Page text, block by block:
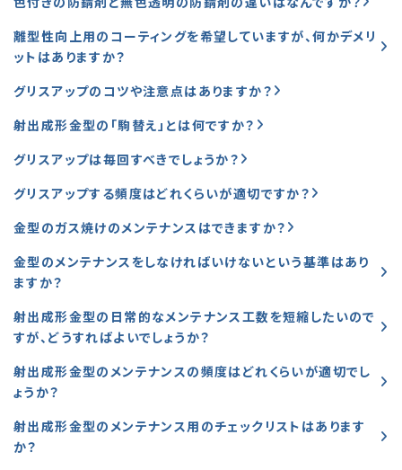
離型性向上用のコーティングを希望していますが、何かデメリ
ットはありますか？
グリスアップのコツや注意点はありますか？
射出成形金型の「駒替え」とは何ですか？
グリスアップは毎回すべきでしょうか？
グリスアップする頻度はどれくらいが適切ですか？
金型のガス焼けのメンテナンスはできますか？
金型のメンテナンスをしなければいけないという基準はあり
ますか？
射出成形金型の日常的なメンテナンス工数を短縮したいので
すが、どうすればよいでしょうか？
射出成形金型のメンテナンスの頻度はどれくらいが適切でし
ょうか？
射出成形金型のメンテナンス用のチェックリストはあります
か？